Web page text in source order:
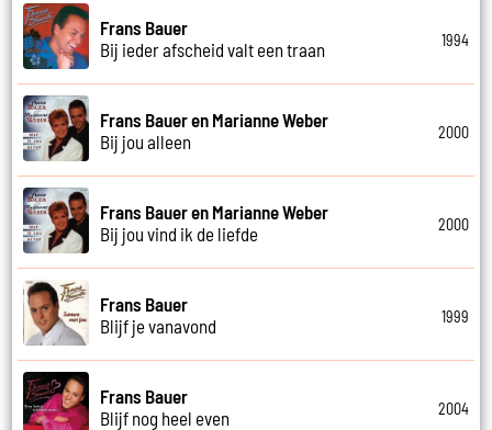
Frans Bauer
Bij ieder afscheid valt een traan
1994
Frans Bauer en Marianne Weber
Bij jou alleen
2000
Frans Bauer en Marianne Weber
Bij jou vind ik de liefde
2000
Frans Bauer
Blijf je vanavond
1999
Frans Bauer
Blijf nog heel even
2004